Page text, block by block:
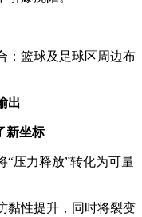
：篮球及足球区周边布
出
新坐标
“压力释放”转化为可量
黏性提升，同时将裂变